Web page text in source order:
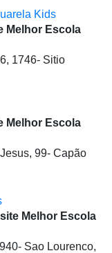
Kids
Melhor Escola
1746- Sitio
Melhor Escola
99- Capão
Melhor Escola
Sao Lourenco,